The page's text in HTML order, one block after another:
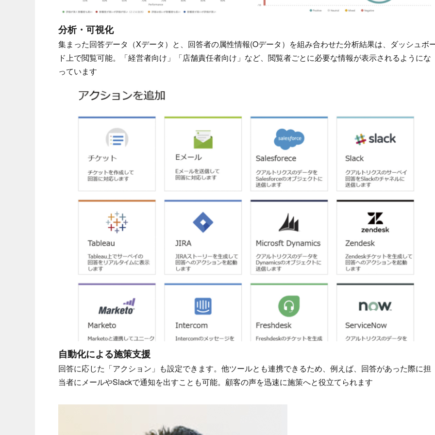
分析・可視化
集まった回答データ（Xデータ）と、回答者の属性情報(Oデータ）を組み合わせた分析結果は、ダッシュボ
ド上で閲覧可能。「経営者向け」「店舗責任者向け」など、閲覧者ごとに必要な情報が表示されるようにな
っています
自動化による施策支援
回答に応じた「アクション」も設定できます。他ツールとも連携できるため、例えば、回答があった際に担
当者にメールやSlackで通知を出すことも可能。顧客の声を迅速に施策へと役立てられます